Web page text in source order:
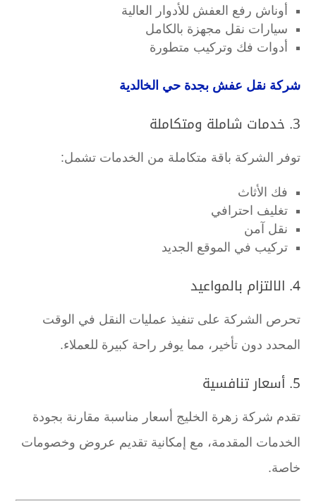
أوناش رفع العفش للأدوار العالية
سيارات نقل مجهزة بالكامل
أدوات فك وتركيب متطورة
شركة نقل عفش بجدة حي الخالدية
3. خدمات شاملة ومتكاملة
توفر الشركة باقة متكاملة من الخدمات تشمل:
فك الأثاث
تغليف احترافي
نقل آمن
تركيب في الموقع الجديد
4. الالتزام بالمواعيد
تحرص الشركة على تنفيذ عمليات النقل في الوقت
المحدد دون تأخير، مما يوفر راحة كبيرة للعملاء.
5. أسعار تنافسية
تقدم شركة زهرة الخليج أسعار مناسبة مقارنة بجودة
الخدمات المقدمة، مع إمكانية تقديم عروض وخصومات
خاصة.